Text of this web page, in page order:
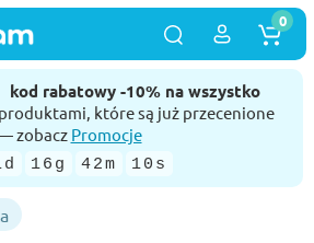
kod rabatowy -10% na wszystko
produktami, które są już przecenione
zobacz Promocje
16g 42m 09s
0